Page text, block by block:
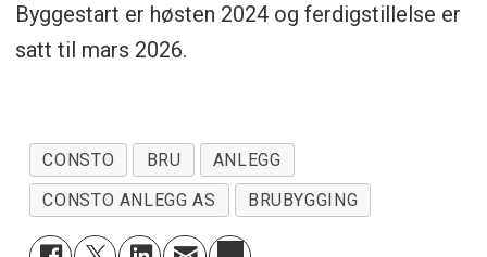
Byggestart er høsten 2024 og ferdigstillelse er
satt til mars 2026.
CONSTO BRU
ANLEGG
CONSTO ANLEGG AS
BRUBYGGING